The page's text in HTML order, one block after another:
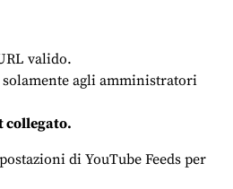
valido.
agli amministratori
collegato.
di YouTube Feeds per